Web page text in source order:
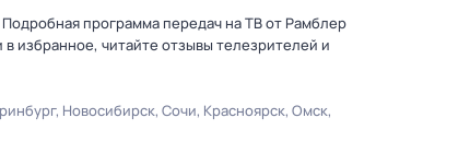
программа передач на ТВ от Рамблер
избранное, читайте отзывы телезрителей и
Новосибирск Сочи Красноярск Омск